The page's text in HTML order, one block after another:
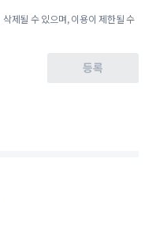
제될 수 있으며, 이용이 제한될 수
등록